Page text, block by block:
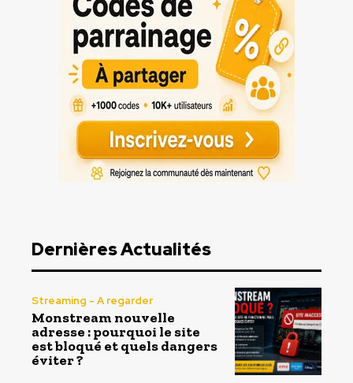
Dernières Actualités
Streaming - A regarder
Monstream nouvelle
adresse : pourquoi le site
est bloqué et quels dangers
éviter ?